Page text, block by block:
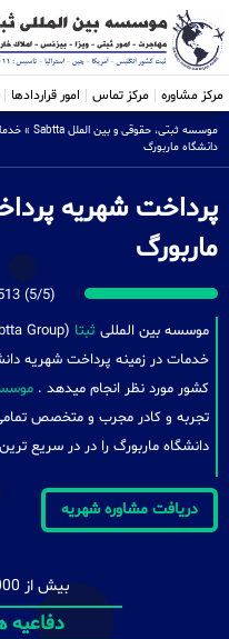
مرکز مشاوره مرکز تماس امور قراردادها
موسسه ثبتی، حقوقی و بین الملل Sabtta »
دانشگاه ماربورگ
پرداخت شهریه
ماربورگ
(5/5) 1513 امتیاز
موسسه بین المللی ثبتا
خدمات در زمینه پرداخت شهریه
کشور مورد نظر انجام میدهد .
تجربه و کادر مجرب و متخصص
دانشگاه ماربورگ را در در سریع
دریافت مشاوره شهریه
بیش از 30,000 پرونده موفق